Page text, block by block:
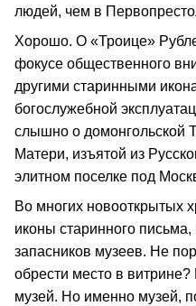
людей, чем в
Хорошо. О «Троице»
фокусе общественного
другими старинными
богослужебной
слышно о домонгольской
Матери, изъятой из
элитном поселке под
Во многих новооткрытых
иконы старинного
запасников музеев. Не
обрести место в витрине?
музей. Но именно музей,